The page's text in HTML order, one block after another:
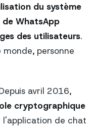
du système
WhatsApp
des utilisateurs.
personne
avril 2016,
cryptographique
l'application de chat